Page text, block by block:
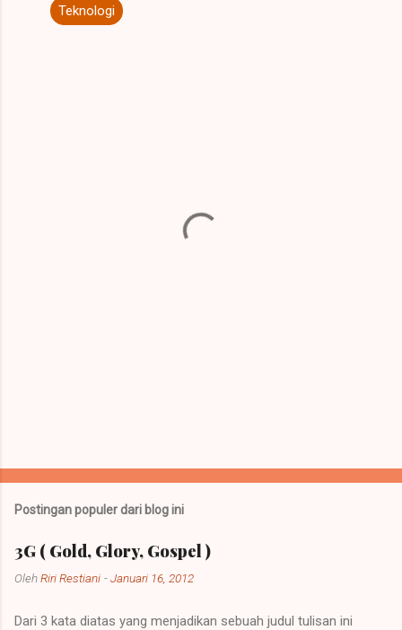
Teknologi
Postingan populer dari blog ini
3G ( Gold, Glory, Gospel )
OlehRiri Restiani -Januari 16, 2012
Dari 3 kata diatas yang menjadikan sebuah judul tulisan ini